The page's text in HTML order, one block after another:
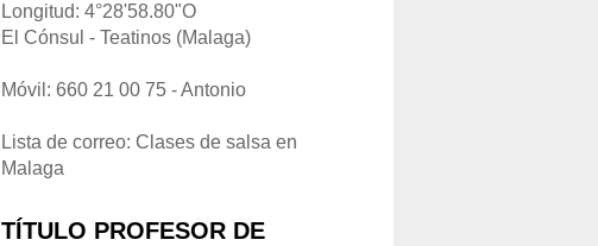
Longitud: 4°28'58.80"O
El Cónsul - Teatinos (Malaga)
Móvil: 660 21 00 75 - Antonio
Lista de correo: Clases de salsa en
Malaga
TÍTULO PROFESOR DE